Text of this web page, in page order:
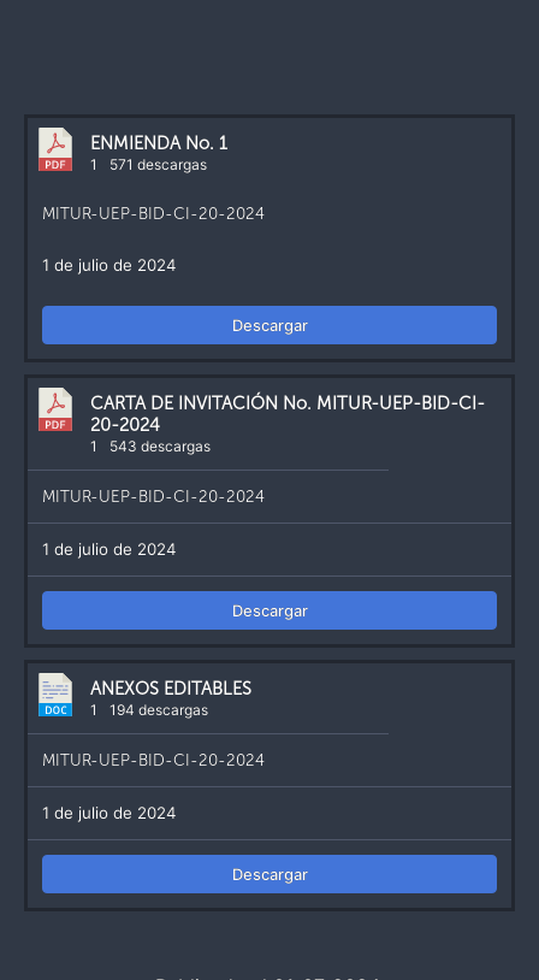
ENMIENDA No. 1
1 571 descargas
MITUR-UEP-BID-CI-20-2024
1 de julio de 2024
Descargar
CARTA DE INVITACIÓN No. MITUR-UEP-BID-CI-
20-2024
1 543 descargas
MITUR-UEP-BID-CI-20-2024
1 de julio de 2024
Descargar
ANEXOS EDITABLES
1 194 descargas
MITUR-UEP-BID-CI-20-2024
1 de julio de 2024
Descargar